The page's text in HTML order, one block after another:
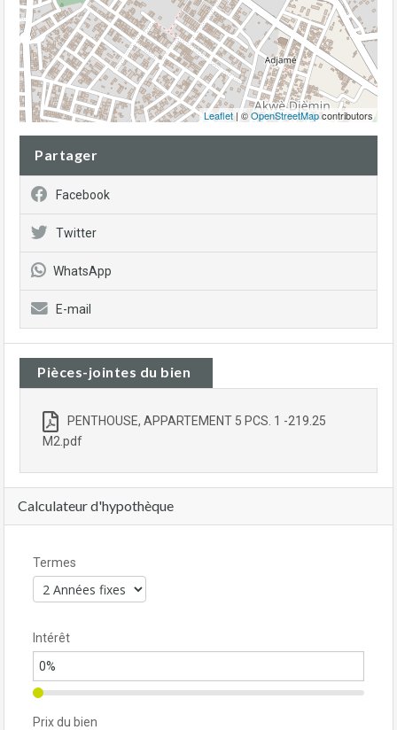
Leaflet | ©OpenStreetMapcontributors
Partager
Facebook
Twitter
WhatsApp
E-mail
Pièces-jointes du bien
PENTHOUSE, APPARTEMENT 5 PCS. 1 -219.25
M2.pdf
Calculateur d'hypothèque
Termes
Intérêt
Prix du bien